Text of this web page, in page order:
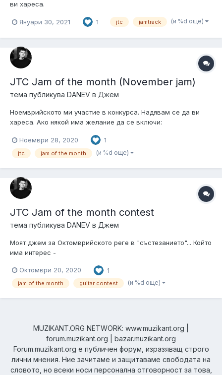
ви хареса.
Януари 30, 2021 1 jtc jamtrack (и %d още)
JTC Jam of the month (November jam)
тема публикува DANEV в Джем
Ноемврийското ми участие в конкурса. Надявам се да ви
хареса. Ако някой има желание да се включи:
dl=0 - Трака с прогресията на Pdf. Информация за участие:
https://www.facebook.com/groups/JTCJamOfTheMonth/?
Ноември 28, 2020 1
jtc jam of the month (и %d още)
JTC Jam of the month contest
тема публикува DANEV в Джем
Моят джем за Октомврийското реге в "състезанието"... Който
има интерес -
B67FemK7sa?dl=0 - Това е трака с прогресията на pdf. За
повече информация -
Октомври 20, 2020 1
jam of the month guitar contest (и %d още)
MUZIKANT.ORG NETWORK: www.muzikant.org |
forum.muzikant.org | bazar.muzikant.org
Forum.muzikant.org е публичен форум, изразяващ строго
лични мнения. Ние зачитаме и защитаваме свободата на
словото, но всеки носи персонална отговорност за това,